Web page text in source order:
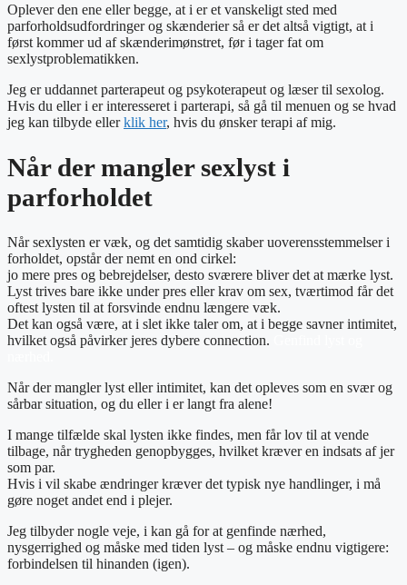
Oplever den ene eller begge, at i er et vanskeligt sted med
parforholdsudfordringer og skænderier så er det altså vigtigt, at i
først kommer ud af skænderimønstret, før i tager fat om
sexlystproblematikken.
Jeg er uddannet parterapeut og psykoterapeut og læser til sexolog.
Hvis du eller i er interesseret i parterapi, så gå til menuen og se hvad
jeg kan tilbyde ellerklik her, hvis du ønsker terapi af mig.
Når der mangler sexlyst i
parforholdet
Når sexlysten er væk, og det samtidig skaber uoverensstemmelser i
forholdet, opstår der nemt en ond cirkel:
jo mere pres og bebrejdelser, desto sværere bliver det at mærke lyst.
Lyst trives bare ikke under pres eller krav om sex, tværtimod får det
oftest lysten til at forsvinde endnu længere væk.
Det kan også være, at i slet ikke taler om, at i begge savner intimitet,
hvilket også påvirker jeres dybere connection.
Når der mangler lyst eller intimitet, kan det opleves som en svær og
sårbar situation, og du eller i er langt fra alene!
I mange tilfælde skal lysten ikke findes, men får lov til at vende
tilbage, når trygheden genopbygges, hvilket kræver en indsats af jer
som par.
Hvis i vil skabe ændringer kræver det typisk nye handlinger, i må
gøre noget andet end i plejer.
Jeg tilbyder nogle veje, i kan gå for at genfinde nærhed,
nysgerrighed og måske med tiden lyst – og måske endnu vigtigere:
forbindelsen til hinanden (igen).